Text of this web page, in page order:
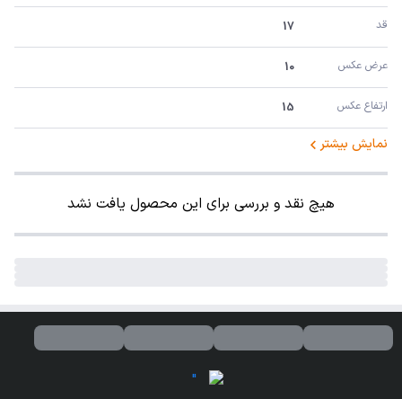
قد 17
عرض عکس 10
ارتفاع عکس 15
نمایش بیشتر
هیچ نقد و بررسی برای این محصول یافت نشد